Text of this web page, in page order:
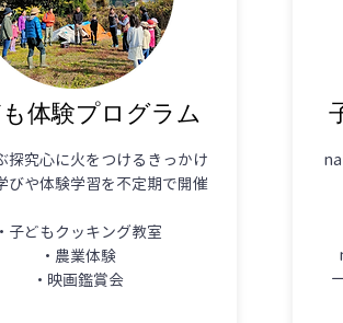
体験プログラム
探究心に火をつけるきっかけ
びや体験学習を不定期で開催
・子どもクッキング教室
・農業体験
・映画鑑賞会